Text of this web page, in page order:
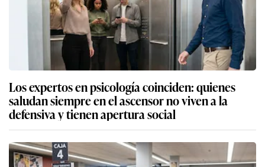
Los expertos en psicología coinciden: quienes
saludan siempre en el ascensor no viven a la
defensiva y tienen apertura social